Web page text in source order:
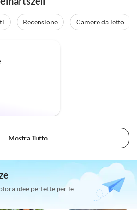
Recensione
Camere da letto
Mostra Tutto
idee perfette per le